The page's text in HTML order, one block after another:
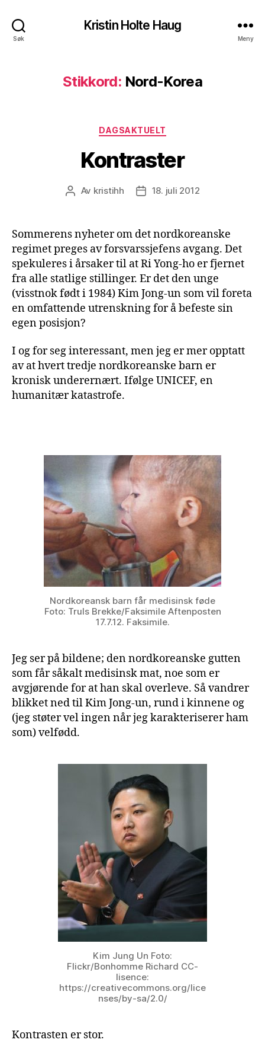
Søk
Kristin Holte Haug
Meny
Stikkord: Nord-Korea
Kategorier
DAGSAKTUELT
Kontraster
Innleggsforfatter
Av kristihh Publiseringsdato
18. juli 2012
Sommerens nyheter om det nordkoreanske
regimet preges av forsvarssjefens avgang. Det
spekuleres i årsaker til at Ri Yong-ho er fjernet
fra alle statlige stillinger. Er det den unge
(visstnok født i 1984) Kim Jong-un som vil foreta
en omfattende utrenskning for å befeste sin
egen posisjon?
I og for seg interessant, men jeg er mer opptatt
av at hvert tredje nordkoreanske barn er
kronisk underernært. Ifølge UNICEF, en
humanitær katastrofe.
Nordkoreansk barn får medisinsk føde
Foto: Truls Brekke/Faksimile Aftenposten
17.7.12. Faksimile.
Jeg ser på bildene; den nordkoreanske gutten
som får såkalt medisinsk mat, noe som er
avgjørende for at han skal overleve. Så vandrer
blikket ned til Kim Jong-un, rund i kinnene og
(jeg støter vel ingen når jeg karakteriserer ham
som) velfødd.
Kim Jung Un Foto:
Flickr/Bonhomme Richard CC-
lisence:
https://creativecommons.org/lice
nses/by-sa/2.0/
Kontrasten er stor.